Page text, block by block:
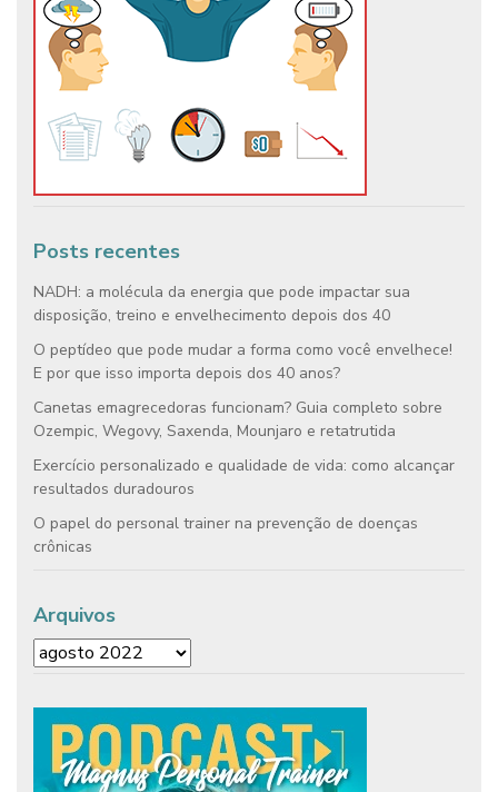
Posts recentes
NADH: a molécula da energia que pode impactar sua
disposição, treino e envelhecimento depois dos 40
O peptídeo que pode mudar a forma como você envelhece!
E por que isso importa depois dos 40 anos?
Canetas emagrecedoras funcionam? Guia completo sobre
Ozempic, Wegovy, Saxenda, Mounjaro e retatrutida
Exercício personalizado e qualidade de vida: como alcançar
resultados duradouros
O papel do personal trainer na prevenção de doenças
crônicas
Arquivos
Arquivos